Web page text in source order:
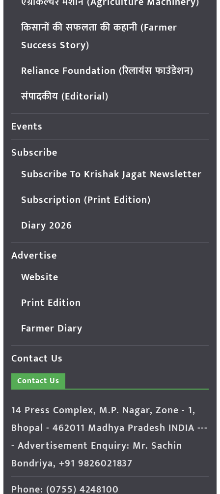
किसानों की सफलता की कहानी (Farmer
Success Story)
Reliance Foundation (रिलायंस फाउंडेशन)
संपादकीय (Editorial)
Events
Subscribe
Subscribe To Krishak Jagat Newsletter
Subscription (Print Edition)
Diary 2026
Advertise
Website
Print Edition
Farmer Diary
Contact Us
Contact Us
14 Press Complex, M.P. Nagar, Zone - 1,
Bhopal - 462011 Madhya Pradesh INDIA ---
- Advertisement Enquiry: Mr. Sachin
Bondriya, +91 9826021837
Phone: (0755) 4248100